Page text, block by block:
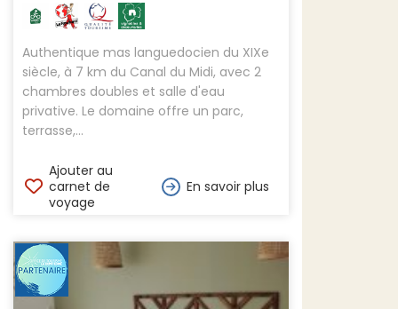
Authentique mas languedocien du XIXe
siècle, à 7 km du Canal du Midi, avec 2
chambres doubles et salle d'eau
privative. Le domaine offre un parc,
terrasse,...
Ajouter au
carnet de
voyage
En savoir plus